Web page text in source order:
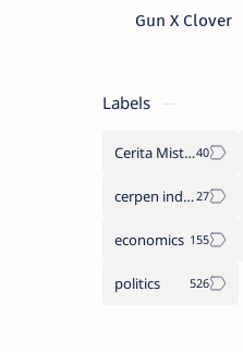
Gun X Clover
Labels
Cerita Misteri
cerpen indonesia
economics
politics